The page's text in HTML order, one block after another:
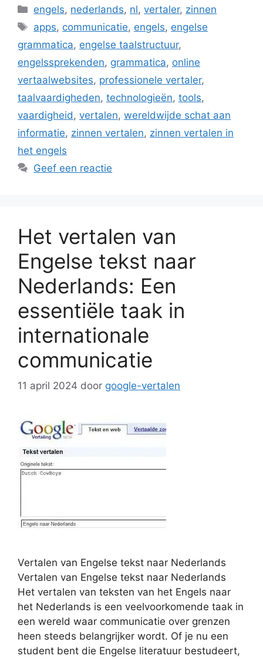
Categorieën
engels, nederlands, nl,vertaler, zinnen
Tags
apps, communicatie, engels, engelse
grammatica, engelse taalstructuur,
engelssprekenden, grammatica, online
vertaalwebsites, professionele vertaler,
taalvaardigheden, technologieën, tools,
vaardigheid , vertalen, wereldwijde schat aan
informatie, zinnen vertalen, zinnen vertalen in
het engels
Geef een reactie
Het vertalen van
Engelse tekst naar
Nederlands: Een
essentiële taak in
internationale
communicatie
11 april 2024 door google-vertalen
Vertalen van Engelse tekst naar Nederlands
Vertalen van Engelse tekst naar Nederlands
Het vertalen van teksten van het Engels naar
het Nederlands is een veelvoorkomende taak in
een wereld waar communicatie over grenzen
heen steeds belangrijker wordt. Of je nu een
student bent die Engelse literatuur bestudeert,